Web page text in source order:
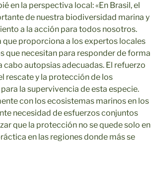
en la perspectiva local: «En Brasil, el
de nuestra biodiversidad marina y
a la acción para todos nosotros.
que proporciona a los expertos locales
que necesitan para responder de forma
autopsias adecuadas. El refuerzo
rescate y la protección de los
la supervivencia de esta especie.
con los ecosistemas marinos en los
necesidad de esfuerzos conjuntos
que la protección no se quede solo en
en las regiones donde más se